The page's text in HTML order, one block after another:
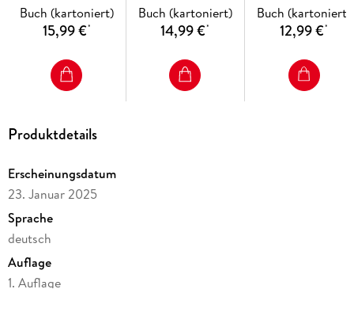
Jetzt lesen und herausfinden!
Buch (kartoniert)
15,99 €*
Buch (kartoniert)
14,99 €*
Buch (kartoniert)
12,99 €*
Produktdetails
Erscheinungsdatum
23. Januar 2025
Sprache
deutsch
Auflage
1. Auflage